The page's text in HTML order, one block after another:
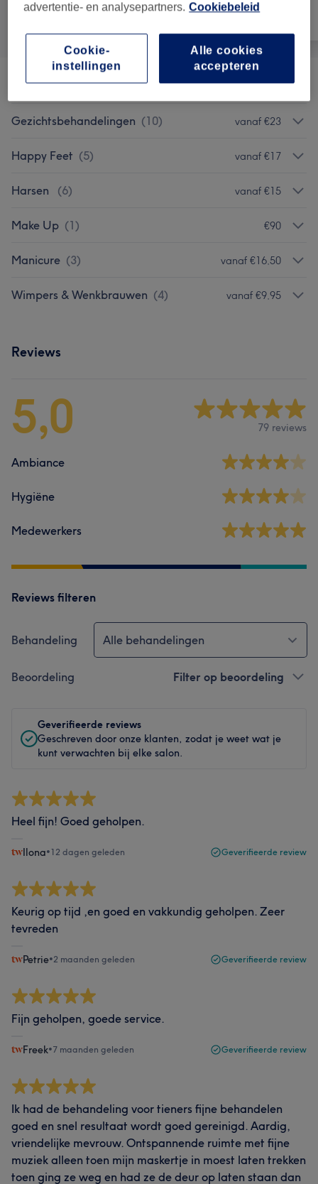
Deelbehandelingen (4) vanaf €9,95
Gezichtsbehandelingen (10) vanaf €23
Happy Feet (5) vanaf €17
Harsen (6) vanaf €15
Make Up (1) €90
Manicure (3) vanaf €16,50
Wimpers & Wenkbrauwen (4) vanaf €9,95
Reviews
5,0 79 reviews
Ambiance
Hygiëne
Medewerkers
Reviews filteren
Behandeling Alle behandelingen
Beoordeling Filter op beoordeling
Geverifieerde reviews
Geschreven door onze klanten, zodat je weet wat je
kunt verwachten bij elke salon.
Heel fijn! Goed geholpen.
Ilona•12 dagen geleden Geverifieerde review
Keurig op tijd ,en goed en vakkundig geholpen. Zeer
tevreden
Petrie•2 maanden geleden Geverifieerde review
Fijn geholpen, goede service.
Freek•7 maanden geleden Geverifieerde review
Ik had de behandeling voor tieners fijne behandelen
goed en snel resultaat wordt goed gereinigd. Aardig,
vriendelijke mevrouw. Ontspannende ruimte met fijne
muziek alleen toen mijn maskertje in moest laten trekken
toen ging ze weg en had ze de deur op laten staan dan
advertentie- en analysepartners. Cookiebeleid
Alle cookies
accepteren
Cookie-
instellingen